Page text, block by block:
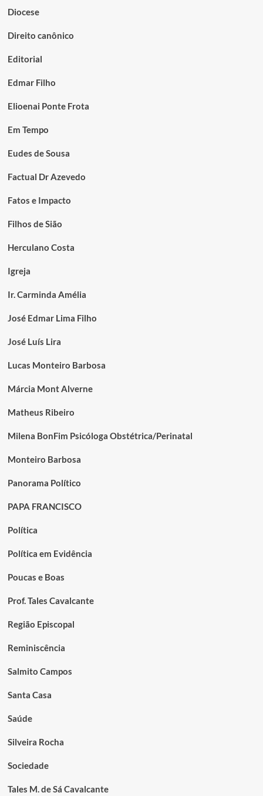
Diocese
Direito canônico
Editorial
Edmar Filho
Elioenai Ponte Frota
Em Tempo
Eudes de Sousa
Factual Dr Azevedo
Fatos e Impacto
Filhos de Sião
Herculano Costa
Igreja
Ir. Carminda Amélia
José Edmar Lima Filho
José Luís Lira
Lucas Monteiro Barbosa
Márcia Mont Alverne
Matheus Ribeiro
Milena BonFim Psicóloga Obstétrica/Perinatal
Monteiro Barbosa
Panorama Político
PAPA FRANCISCO
Política
Política em Evidência
Poucas e Boas
Prof. Tales Cavalcante
Região Episcopal
Reminiscência
Salmito Campos
Santa Casa
Saúde
Silveira Rocha
Sociedade
Tales M. de Sá Cavalcante